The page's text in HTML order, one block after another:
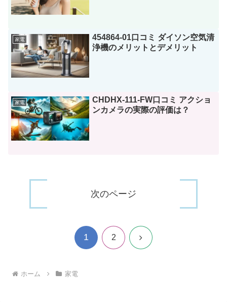
家電
454864-01口コミ ダイソン空気清
浄機のメリットとデメリット
家電
CHDHX-111-FW口コミ アクショ
ンカメラの実際の評価は？
次のページ
1 2 次
ホーム 家電